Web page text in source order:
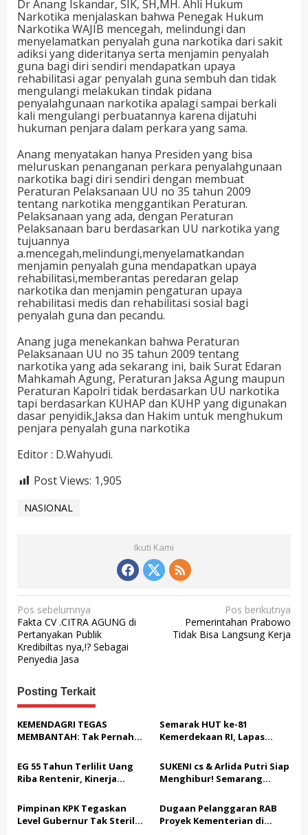
Dr Anang Iskandar, SIK, SH,MH. Ahli Hukum
Narkotika menjalaskan bahwa Penegak Hukum
Narkotika WAJIB mencegah, melindungi dan
menyelamatkan penyalah guna narkotika dari sakit
adiksi yang dideritanya serta menjamin penyalah
guna bagi diri sendiri mendapatkan upaya
rehabilitasi agar penyalah guna sembuh dan tidak
mengulangi melakukan tindak pidana
penyalahgunaan narkotika apalagi sampai berkali
kali mengulangi perbuatannya karena dijatuhi
hukuman penjara dalam perkara yang sama.
Anang menyatakan hanya Presiden yang bisa
meluruskan penanganan perkara penyalahgunaan
narkotika bagi diri sendiri dengan membuat
Peraturan Pelaksanaan UU no 35 tahun 2009
tentang narkotika menggantikan Peraturan.
Pelaksanaan yang ada, dengan Peraturan
Pelaksanaan baru berdasarkan UU narkotika yang
tujuannya
a.mencegah,melindungi,menyelamatkandan
menjamin penyalah guna mendapatkan upaya
rehabilitasi,memberantas peredaran gelap
narkotika dan menjamin pengaturan upaya
rehabilitasi medis dan rehabilitasi sosial bagi
penyalah guna dan pecandu.
Anang juga menekankan bahwa Peraturan
Pelaksanaan UU no 35 tahun 2009 tentang
narkotika yang ada sekarang ini, baik Surat Edaran
Mahkamah Agung, Peraturan Jaksa Agung maupun
Peraturan Kapolri tidak berdasarkan UU narkotika
tapi berdasarkan KUHAP dan KUHP yang digunakan
dasar penyidik,Jaksa dan Hakim untuk menghukum
penjara penyalah guna narkotika
Editor : D.Wahyudi.
Post Views: 1,905
NASIONAL
Ikuti Kami
N
a
v
i
g
a
s
i
p
o
s
Pos sebelumnya
Fakta CV .CITRA AGUNG di
Pertanyakan Publik
Kredibiltas nya,!? Sebagai
Penyedia Jasa
Pos berikutnya
Pemerintahan Prabowo
Tidak Bisa Langsung Kerja
Posting Terkait
KEMENDAGRI TEGAS
MEMBANTAH: Tak Pernah
STC Tak Diperpanjang
Semarak HUT ke-81
Kemerdekaan RI, Lapas
Sosial dan Pemeriksaan
Kesehatan Gratis bagi
Masyarakat
EG 55 Tahun Terlilit Uang
Riba Rentenir, Kinerja
Satreskrim Polresta
Karawang unit krimum
Patut di Pertanyakan
SUKENI cs & Arlida Putri Siap
Menghibur! Semarang
Akbar “Back On Track” 2026–
2029
Pimpinan KPK Tegaskan
Level Gubernur Tak Steril
Dugaan Pelanggaran RAB
Proyek Kementerian di